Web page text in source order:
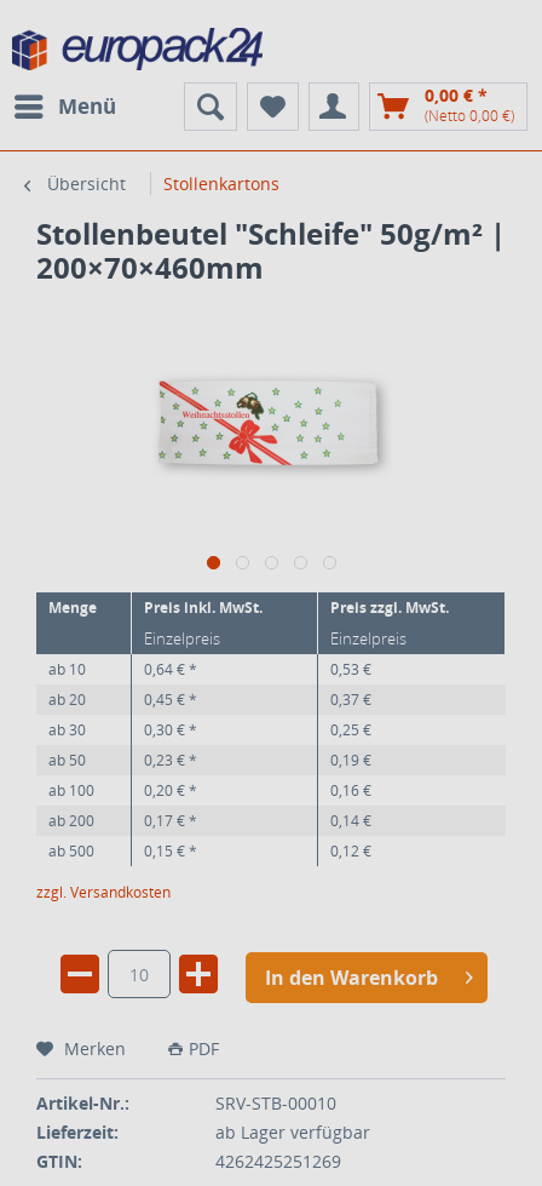
Menü 0,00 € *
(Netto 0,00 €)
Übersicht Stollenkartons
Stollenbeutel "Schleife" 50g/m² |
200×70×460mm
Menge Preis inkl. MwSt. Preis zzgl. MwSt.
Einzelpreis Einzelpreis
ab 10 0,64 € *
0,53 €
ab20 0,45 € *
0,37 €
ab30 0,30 € *
0,25 €
ab 50 0,23 € *
0,19 €
ab 100 0,20 € *
0,16 €
ab200 0,17 € *
0,14 €
ab 500 0,15 € *
0,12 €
zzgl. Versandkosten
In den Warenkorb
Merken PDF
Artikel-Nr.:
SRV-STB-00010
Lieferzeit:
ab Lager verfügbar
GTIN:
4262425251269